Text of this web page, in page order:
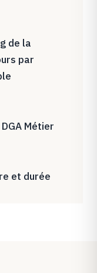
de la
par
Métier
et durée